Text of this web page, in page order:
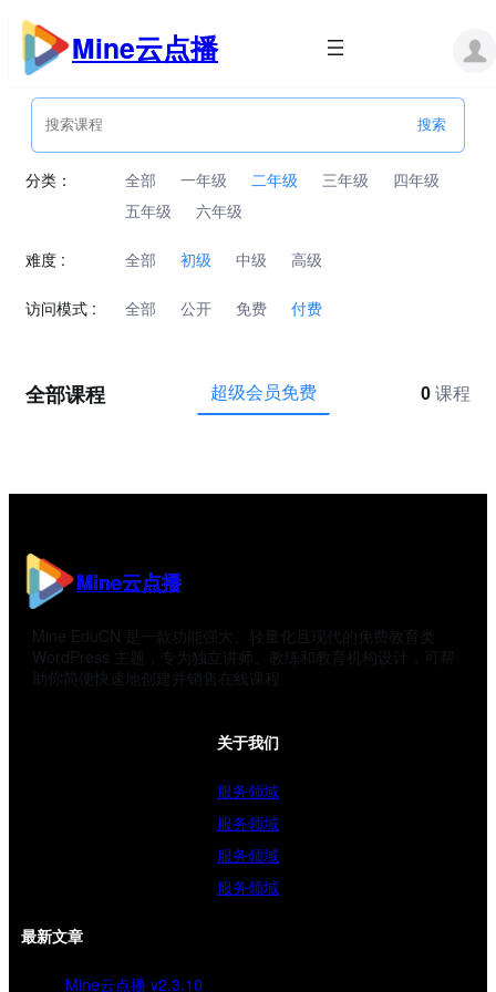
跳
内
Mine云点播
分类： 全部 一年级 二年级 三年级
四年级
五年级
六年级
难度 : 全部 初级 中级 高级
访问模式 : 全部 公开 免费 付费
全部课程 超级会员免费 0 课程
Mine云点播
Mine EduCN 是一款功能强大、轻量化且现代的免费教育类
WordPress 主题，专为独立讲师、教练和教育机构设计，可帮
助你简便快速地创建并销售在线课程
关于我们
服务领域
服务领域
服务领域
服务领域
最新文章
Mine云点播 v2.3.10